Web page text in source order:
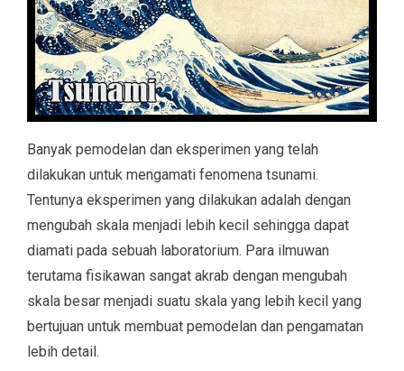
Banyak pemodelan dan eksperimen yang telah
dilakukan untuk mengamati fenomena tsunami.
Tentunya eksperimen yang dilakukan adalah dengan
mengubah skala menjadi lebih kecil sehingga dapat
diamati pada sebuah laboratorium. Para ilmuwan
terutama fisikawan sangat akrab dengan mengubah
skala besar menjadi suatu skala yang lebih kecil yang
bertujuan untuk membuat pemodelan dan pengamatan
lebih detail.